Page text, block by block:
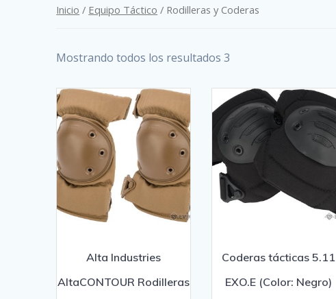
Inicio / Equipo Táctico / Rodilleras y Coderas
Mostrando todos los resultados 3
Alta Industries
AltaCONTOUR Rodilleras
Coderas tácticas 5.11
EXO.E (Color: Negro)